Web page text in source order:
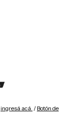
ingresá acá. / Botón de